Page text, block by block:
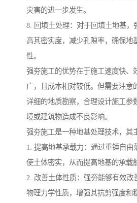
灾害的进一步发生。
8. 回填土处理：对于回填土地基，
高其密实度，减少孔隙率，确保地
性。
强夯施工的优势在于施工速度快、
广，且成本相对较低。但需要注意
详细的地质勘察，合理设计施工参
境或建筑物造成不良影响。
强夯施工是一种地基处理技术，其
1. 提高地基承载力：通过重锤自由
使土体密实，从而提高地基的承载
2. 改善土体性质：强夯能够有效改
物理力学性质，增强其抗剪强度和